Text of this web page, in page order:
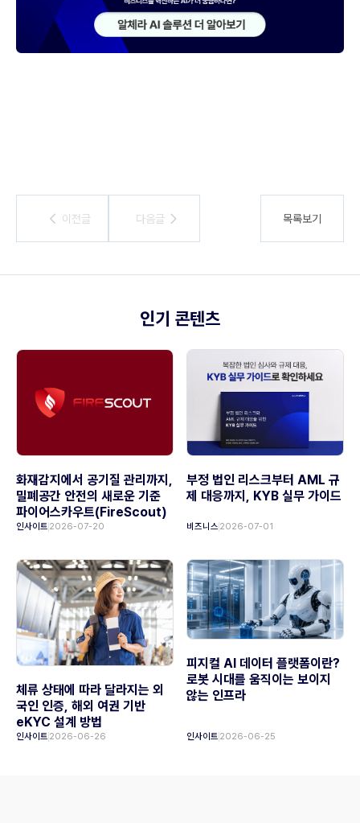
이전글
이전글 다음글
다음글 목록보기
인기 콘텐츠
화재감지에서 공기질 관리까지,
밀폐공간 안전의 새로운 기준
파이어스카우트(FireScout)
인사이트 2026-07-20
부정 법인 리스크부터 AML 규
제 대응까지, KYB 실무 가이드
비즈니스 2026-07-01
체류 상태에 따라 달라지는 외
국인 인증, 해외 여권 기반
eKYC 설계 방법
인사이트 2026-06-26
피지컬 AI 데이터 플랫폼이란?
로봇 시대를 움직이는 보이지
않는 인프라
인사이트 2026-06-25